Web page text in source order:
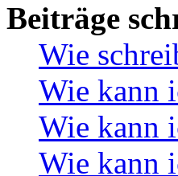
Beiträge
Wie
Wie kann
Wie kann
Wie kann